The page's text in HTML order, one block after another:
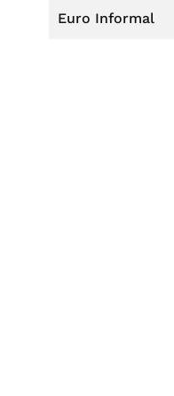
Euro Informal